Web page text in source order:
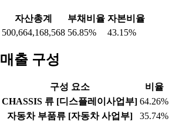
자산총계 부채비율 자본비율
500,664,168,568 56.85% 43.15%
매출 구성
구성 요소
비율
CHASSIS 류 [디스플레이사업부] 64.26%
자동차 부품류 [자동차 사업부]
35.74%